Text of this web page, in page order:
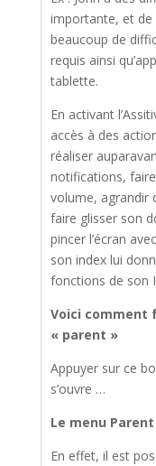
importante, et de
beaucoup de
requis ainsi
tablette.
En activant
accès à des
réaliser
notifications,
volume, agrandir
faire glisser son
pincer l’écran
son index lui
fonctions de son
Voici comment
« parent »
Appuyer sur ce
s’ouvre …
Le menu
En effet, il est